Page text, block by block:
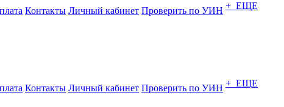
Контакты Личный кабинет Проверить по УИН + ЕЩЕ
Контакты Личный кабинет Проверить по УИН + ЕЩЕ